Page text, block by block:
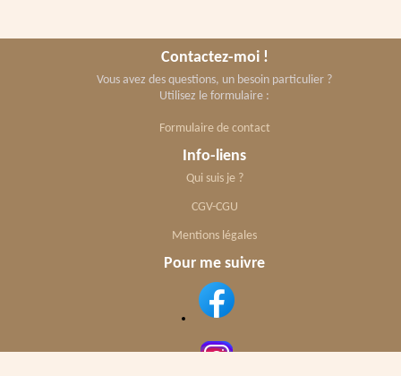
Contactez-moi !
Vous avez des questions, un besoin particulier ?
Utilisez le formulaire :
Formulaire de contact
Info-liens
Qui suis je ?
CGV-CGU
Mentions légales
Pour me suivre